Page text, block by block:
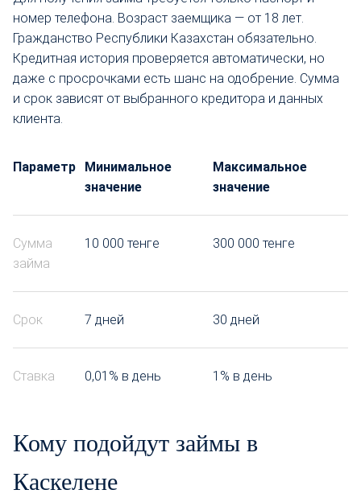
номер телефона. Возраст заемщика — от 18 лет.
Гражданство Республики Казахстан обязательно.
Кредитная история проверяется автоматически, но
даже с просрочками есть шанс на одобрение. Сумма
и срок зависят от выбранного кредитора и данных
клиента.
Параметр
Минимальное
значение
Максимальное
значение
Сумма
займа
10 000 тенге 300 000 тенге
Срок 7 дней 30 дней
Ставка 0,01% в день 1% в день
Кому подойдут займы в
Каскелене